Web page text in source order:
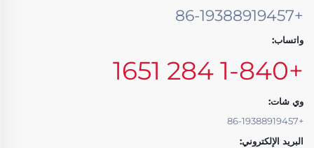
+86-19388919457
واتساب:
+1-840 284 1651
وي شات:
+86-19388919457
البريد الإلكتروني: